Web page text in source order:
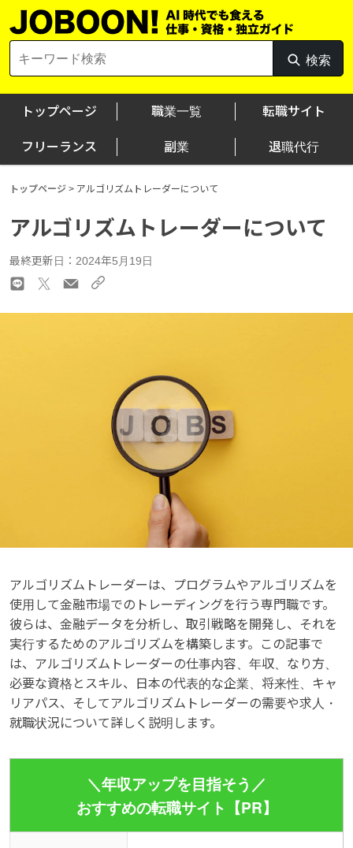
Skip
to
for:
検索
検
索
トップページ 職業一覧 転職サイト
フリーランス 副業 退職代行
トップページ > アルゴリズムトレーダーについて
アルゴリズムトレーダーについて
最終更新日：2024年5月19日
アルゴリズムトレーダーは、プログラムやアルゴリズムを
使用して金融市場でのトレーディングを行う専門職です。
彼らは、金融データを分析し、取引戦略を開発し、それを
実行するためのアルゴリズムを構築します。この記事で
は、アルゴリズムトレーダーの仕事内容、年収、なり方、
必要な資格とスキル、日本の代表的な企業、将来性、キャ
リアパス、そしてアルゴリズムトレーダーの需要や求人・
就職状況について詳しく説明します。
＼年収アップを目指そう／
おすすめの転職サイト【PR】